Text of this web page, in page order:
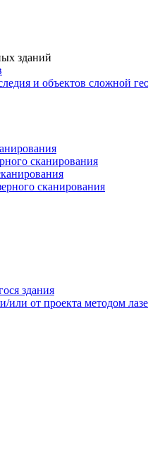
зданий
и объектов сложной
сканирования
сканирования
здания
или от проекта методом